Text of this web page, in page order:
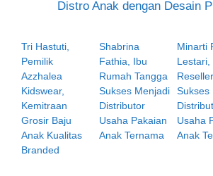
Distro Anak dengan Desain
Tri Hastuti,
Pemilik
Azzhalea
Kidswear,
Kemitraan
Grosir Baju
Anak Kualitas
Branded
Shabrina
Fathia, Ibu
Rumah Tangga
Sukses Menjadi
Distributor
Usaha Pakaian
Anak Ternama
Minarti
Lestari,
Reseller
Sukses
Usaha
Anak